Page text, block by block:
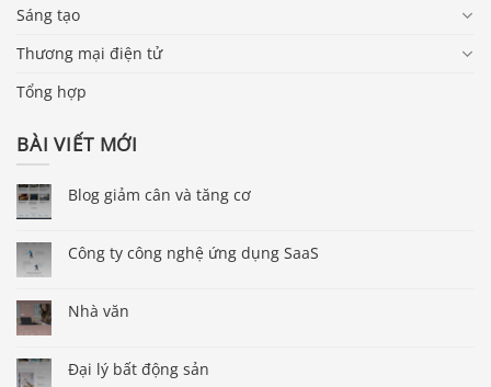
Sáng tạo
Thương mại điện tử
Tổng hợp
BÀI VIẾT MỚI
Blog giảm cân và tăng cơ
Công ty công nghệ ứng dụng SaaS
Nhà văn
Đại lý bất động sản